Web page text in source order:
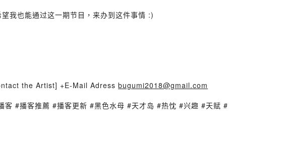
我也能通过这一期节目，来办到这件事情 :)
the Artist] +E-Mail Adress bugumi2018@gmail.com
#播客推薦 #播客更新 #黑色水母 #天才岛 #热忱 #兴趣 #天赋 #